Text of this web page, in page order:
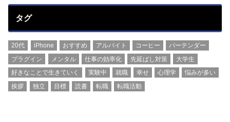
タグ
20代 iPhone おすすめ アルバイト コーヒー
バーテンダー
プラグイン
メンタル 仕事の効率化 先延ばし対策
大学生
好きなことで生きていく
実験中 就職 幸せ 心理学
悩みが多い
挨拶
独立 目標 読書 転職 転職活動